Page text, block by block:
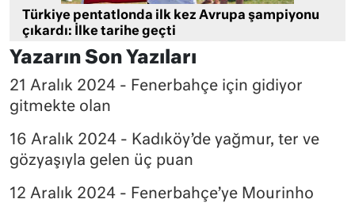
Türkiye pentatlonda ilk kez Avrupa şampiyonu
çıkardı: İlke tarihe geçti
Yazarın Son Yazıları
21 Aralık 2024 - Fenerbahçe için gidiyor
gitmekte olan
16 Aralık 2024 - Kadıköy’de yağmur, ter ve
gözyaşıyla gelen üç puan
12 Aralık 2024 - Fenerbahçe’ye Mourinho